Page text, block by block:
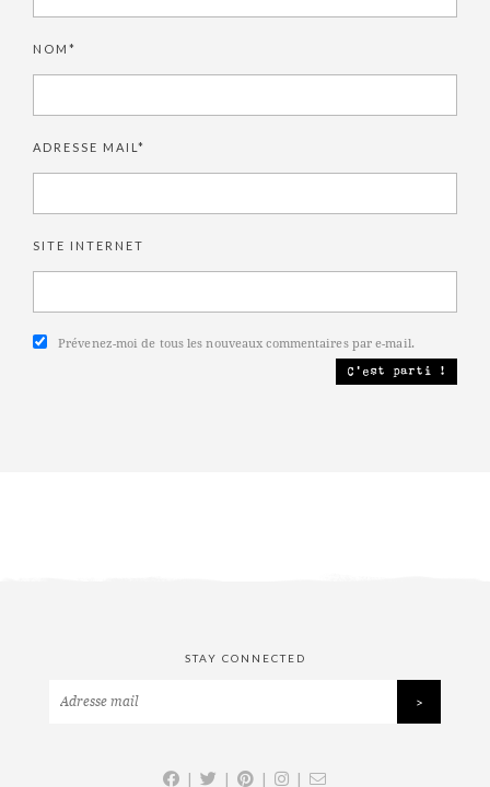
NOM*
ADRESSE MAIL*
SITE INTERNET
Prévenez-moi de tous les nouveaux commentaires par e-mail.
STAY CONNECTED